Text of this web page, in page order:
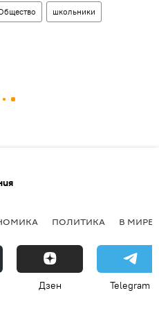
школьники
ПОЛИТИКА В МИРЕ
Дзен Telegram